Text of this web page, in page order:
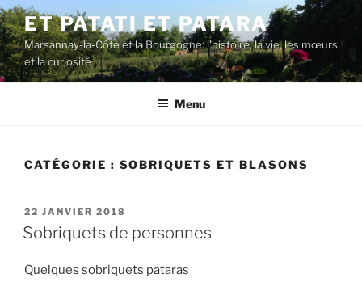
Aller
au
contenu
principal
ET PATATI ET PATARA
Marsannay-la-Côte et la Bourgogne: l'histoire, la vie, les mœurs
et la curiosité
Menu
CATÉGORIE : SOBRIQUETS ET BLASONS
PUBLIÉ
LE
22 JANVIER 2018
Sobriquets de personnes
Quelques sobriquets pataras